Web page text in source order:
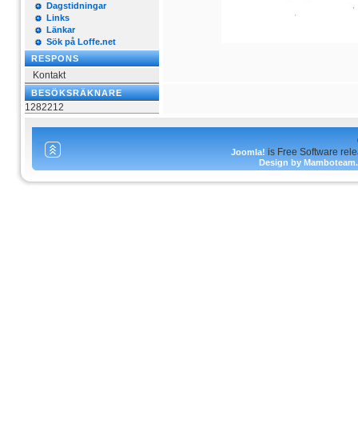
Dagstidningar
Links
Länkar
Sök på Loffe.net
RESPONS
Kontakt
BESÖKSRÄKNARE
1282212
Joomla! is Free Software
Design by